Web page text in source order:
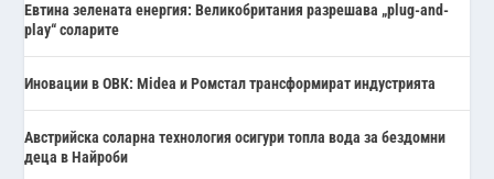
Евтина зелената енергия: Великобритания разрешава „plug-and-
play“ соларите
Иновации в ОВК: Midea и Ромстал трансформират индустрията
Австрийска соларна технология осигури топла вода за бездомни
деца в Найроби